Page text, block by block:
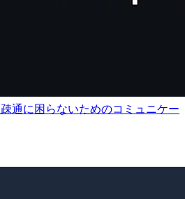
通に困らないためのコミュニケー